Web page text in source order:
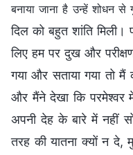
बनाया जाना है उन्हें शोधन से
दिल को बहुत शांति मिली।
लिए हम पर दुख और
गया और सताया गया तो
और मैंने देखा कि परमेश्वर
अपनी देह के बारे में नहीं
तरह की यातना क्यों न दे,